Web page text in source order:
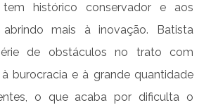
histórico conservador e aos
mais à inovação. Batista
de obstáculos no trato com
burocracia e à grande quantidade
o que acaba por dificulta o